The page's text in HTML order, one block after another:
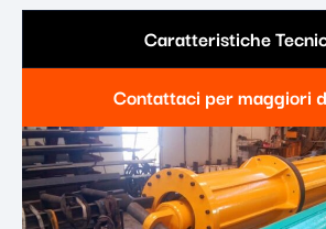
Caratteristiche
Contattaci per maggiori